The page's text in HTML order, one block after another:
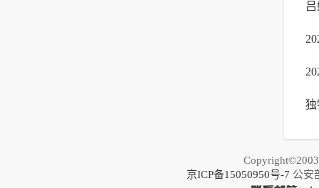
何
独
京ICP备15050950号-7 公安